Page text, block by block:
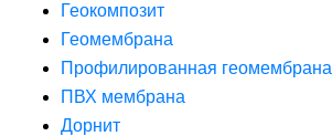
Геокомпозит
Геомембрана
Профилированная геомембрана
ПВХ мембрана
Дорнит